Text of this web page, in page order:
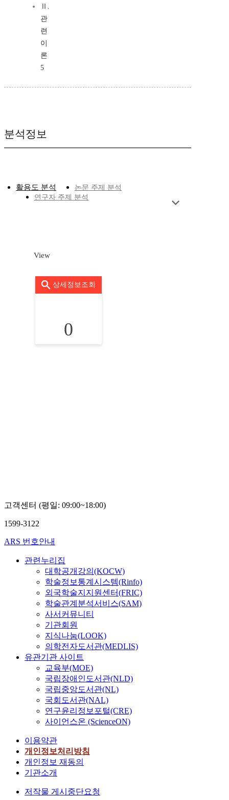
Ⅱ.
관
련
이
론
5
분석정보
활용도 분석
논문 주제 분석
연구자 주제 분석
View
상세정보조회
0
고객센터 (평일: 09:00~18:00)
1599-3122
ARS 번호안내
관련누리집
대학공개강의(KOCW)
학술정보통계시스템(Rinfo)
외국학술지지원센터(FRIC)
학술관계분석서비스(SAM)
사서커뮤니티
기관회원
지식나눔(LOOK)
의학전자도서관(MEDLIS)
유관기관 사이트
교육부(MOE)
국립장애인도서관(NLD)
국립중앙도서관(NL)
국회도서관(NAL)
연구윤리정보포털(CRE)
사이언스온 (ScienceON)
이용약관
개인정보처리방침
개인정보 재동의
기관소개
저작물 게시중단요청